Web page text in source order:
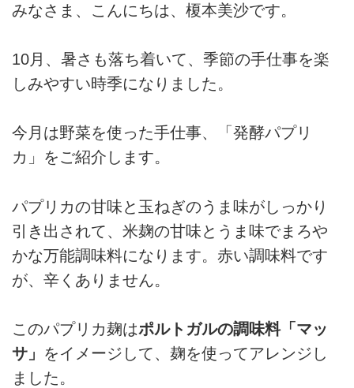
みなさま、こんにちは、榎本美沙です。
10月、暑さも落ち着いて、季節の手仕事を楽
しみやすい時季になりました。
今月は野菜を使った手仕事、「発酵パプリ
カ」をご紹介します。
パプリカの甘味と玉ねぎのうま味がしっかり
引き出されて、米麹の甘味とうま味でまろや
かな万能調味料になります。赤い調味料です
が、辛くありません。
このパプリカ麹はポルトガルの調味料「マッ
サ」 をイメージして、麹を使ってアレンジし
ました。